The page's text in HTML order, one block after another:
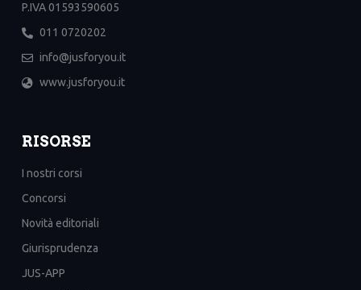
P.IVA 01593590605
011 0720202
info@jusforyou.it
www.jusforyou.it
RISORSE
I nostri corsi
Concorsi
Novità editoriali
Giurisprudenza
JUS-APP